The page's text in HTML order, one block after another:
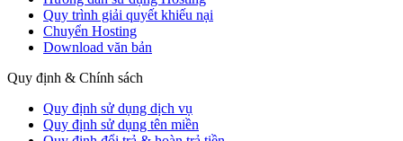
Quy trình giải quyết khiếu nại
Chuyển Hosting
Download văn bản
Quy định & Chính sách
Quy định sử dụng dịch vụ
Quy định sử dụng tên miền